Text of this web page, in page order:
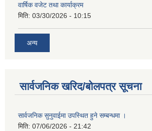
वार्षिक वजेट तथा कार्याक्रम
मिति: 03/30/2026 - 10:15
अन्य
सार्वजनिक खरिद/बोलपत्र सूचना
सार्वजनिक सुनुवाईमा उपस्थित हुने सम्बन्धमा ।
मिति: 07/06/2026 - 21:42